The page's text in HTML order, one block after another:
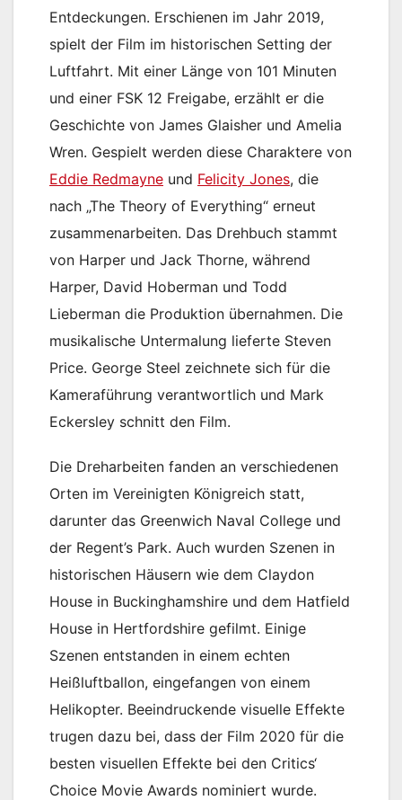
Entdeckungen. Erschienen im Jahr 2019,
spielt der Film im historischen Setting der
Luftfahrt. Mit einer Länge von 101 Minuten
und einer FSK 12 Freigabe, erzählt er die
Geschichte von James Glaisher und Amelia
Wren. Gespielt werden diese Charaktere von
Eddie Redmayne und Felicity Jones, die
nach „The Theory of Everything“ erneut
zusammenarbeiten. Das Drehbuch stammt
von Harper und Jack Thorne, während
Harper, David Hoberman und Todd
Lieberman die Produktion übernahmen. Die
musikalische Untermalung lieferte Steven
Price. George Steel zeichnete sich für die
Kameraführung verantwortlich und Mark
Eckersley schnitt den Film.
Die Dreharbeiten fanden an verschiedenen
Orten im Vereinigten Königreich statt,
darunter das Greenwich Naval College und
der Regent’s Park. Auch wurden Szenen in
historischen Häusern wie dem Claydon
House in Buckinghamshire und dem Hatfield
House in Hertfordshire gefilmt. Einige
Szenen entstanden in einem echten
Heißluftballon, eingefangen von einem
Helikopter. Beeindruckende visuelle Effekte
trugen dazu bei, dass der Film 2020 für die
besten visuellen Effekte bei den Critics‘
Choice Movie Awards nominiert wurde.